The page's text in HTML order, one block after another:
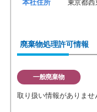
本社住所 東京都西
廃棄物処理許可情報
一般廃棄物
取り扱い情報がありませ